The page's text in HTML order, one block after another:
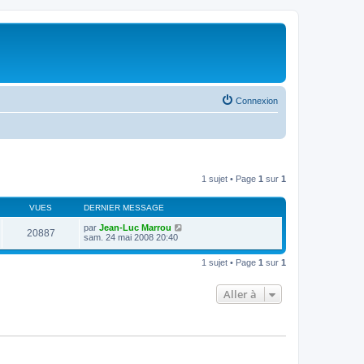
Connexion
1 sujet • Page 1 sur 1
VUES DERNIER MESSAGE
20887 par Jean-Luc Marrou
sam. 24 mai 2008 20:40
1 sujet • Page 1 sur 1
Aller à